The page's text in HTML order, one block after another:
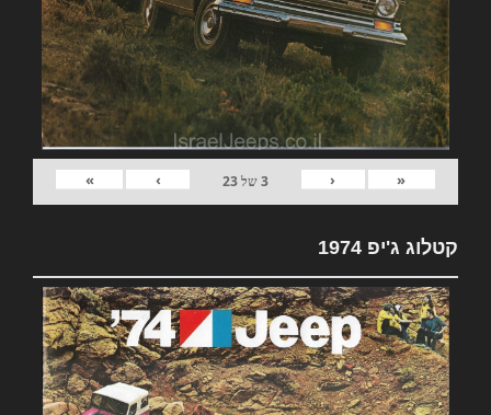
«
‹
3של23
›
»
קטלוג ג'יפ 1974